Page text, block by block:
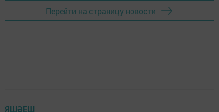
Перейти на страницу новости
ЯШӘЕШ